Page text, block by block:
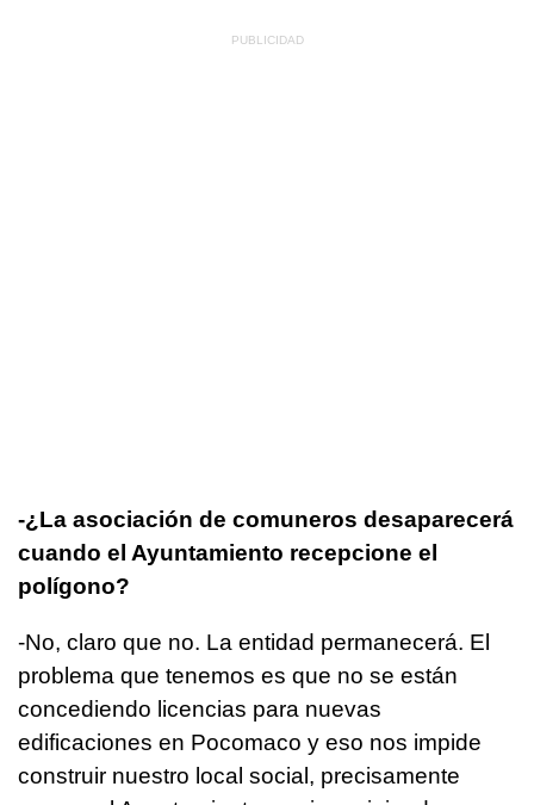
-¿La asociación de comuneros desaparecerá
cuando el Ayuntamiento recepcione el
polígono?
-No, claro que no. La entidad permanecerá. El
problema que tenemos es que no se están
concediendo licencias para nuevas
edificaciones en Pocomaco y eso nos impide
construir nuestro local social, precisamente